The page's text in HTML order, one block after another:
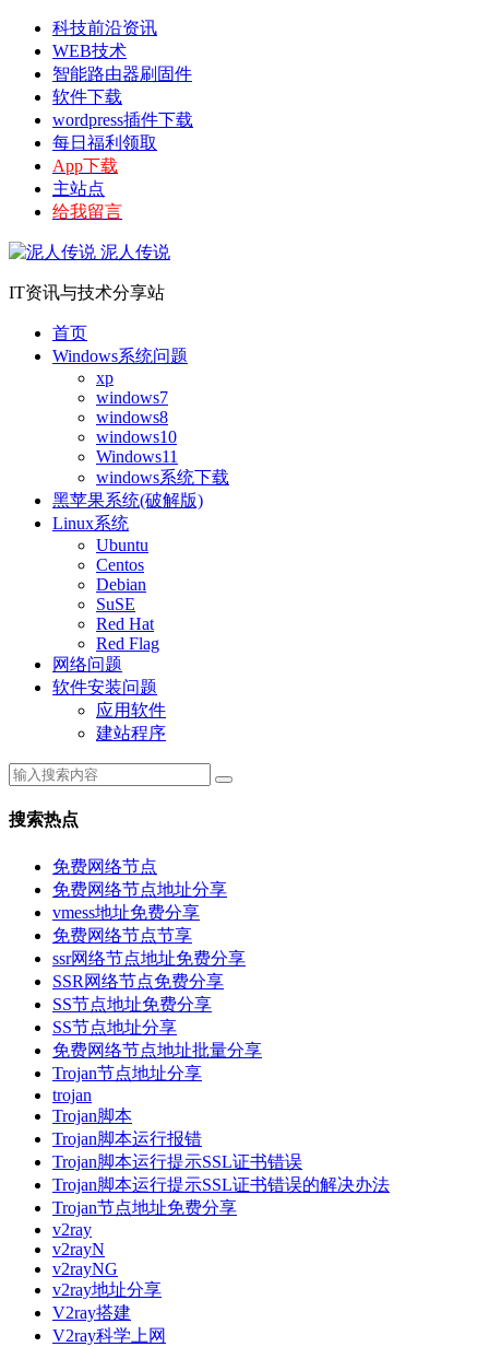
科技前沿资讯
WEB技术
智能路由器刷固件
软件下载
wordpress插件下载
每日福利领取
App下载
主站点
给我留言
泥人传说
IT资讯与技术分享站
首页
Windows系统问题
xp
windows7
windows8
windows10
Windows11
windows系统下载
黑苹果系统(破解版)
Linux系统
Ubuntu
Centos
Debian
SuSE
Red Hat
Red Flag
网络问题
软件安装问题
应用软件
建站程序
搜索热点
免费网络节点
免费网络节点地址分享
vmess地址免费分享
免费网络节点节享
ssr网络节点地址免费分享
SSR网络节点免费分享
SS节点地址免费分享
SS节点地址分享
免费网络节点地址批量分享
Trojan节点地址分享
trojan
Trojan脚本
Trojan脚本运行报错
Trojan脚本运行提示SSL证书错误
Trojan脚本运行提示SSL证书错误的解决办法
Trojan节点地址免费分享
v2ray
v2rayN
v2rayNG
v2ray地址分享
V2ray搭建
V2ray科学上网